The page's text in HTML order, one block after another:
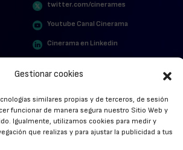
Gestionar cookies
similares propias y de terceros, de sesión
funcionar de manera segura nuestro Sitio Web y
Igualmente, utilizamos cookies para medir y
que realizas y para ajustar la publicidad a tus
twitter.com/cinerames
Youtube Canal Cinerama
Cinerama en Linkedin